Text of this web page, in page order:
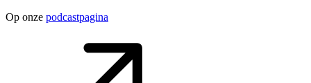
Op onze podcastpagina